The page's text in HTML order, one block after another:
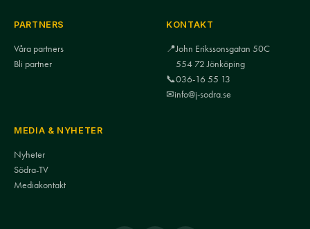
PARTNERS
Våra partners
Bli partner
KONTAKT
📍John Erikssonsgatan 50C
554 72 Jönköping
📞036-16 55 13
✉info@j-sodra.se
MEDIA & NYHETER
Nyheter
Södra-TV
Mediakontakt